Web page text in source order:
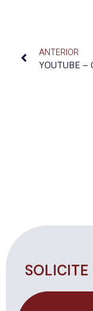
ANTERIOR
SOLICITE